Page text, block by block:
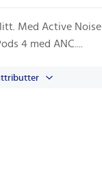
Med Active Noise
4 med ANC.